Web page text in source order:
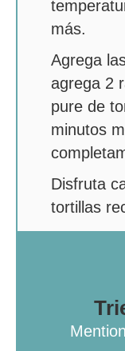
más.
Agrega
agrega 2
pure de
minutos
Disfruta
tortillas
Mention